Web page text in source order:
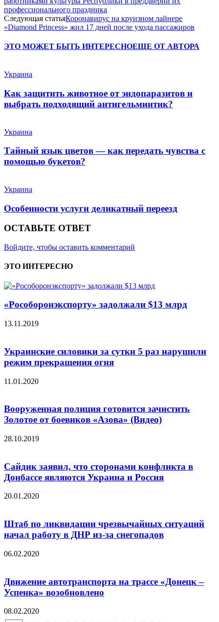
профессионального праздника
Следующая статьяКоронавирус на круизном лайнере
«Diamond Princess» жил 17 дней после ухода пассажиров
ЭТО МОЖЕТ БЫТЬ ИНТЕРЕСНОЕЩЕ ОТ АВТОРА
Украина
Как защитить животное от эндопаразитов и
выбрать подходящий антигельминтик?
Украина
Тайный язык цветов — как передать чувства с
помощью букетов?
Украина
Особенности услуги деликатный переезд
ОСТАВЬТЕ ОТВЕТ
Войдите, чтобы оставить комментарий
ЭТО ИНТЕРЕСНО
«Рособоронэкспорту» задолжали $13 млрд
13.11.2019
Украинские силовики за сутки 5 раз нарушили
режим прекращения огня
11.01.2020
Вооруженная полиция готовится зачистить
Золотое от боевиков «Азова» (Видео)
28.10.2019
Сайдик заявил, что сторонами конфликта в
Донбассе являются Украина и Россия
20.01.2020
Штаб по ликвидации чрезвычайных ситуаций
начал работу в ДНР из-за снегопадов
06.02.2020
Движение автотранспорта на трассе «Донецк –
Успенка» возобновлено
08.02.2020